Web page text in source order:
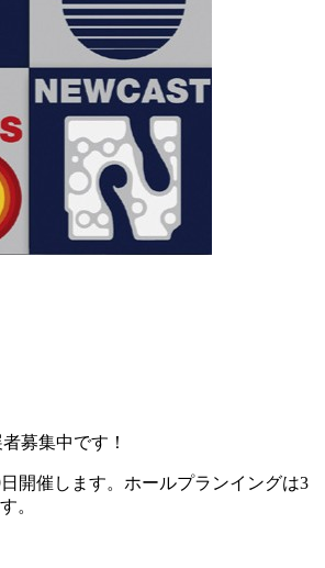
募集中です！
日開催します。ホールプランイングは3
。